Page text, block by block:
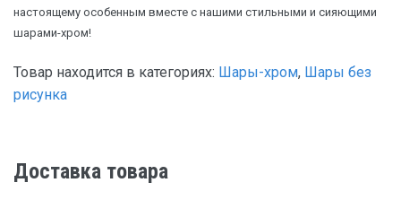
настоящему особенным вместе с нашими стильными и сияющими
шарами-хром!
Товар находится в категориях: Шары-хром, Шары без
рисунка
Доставка товара